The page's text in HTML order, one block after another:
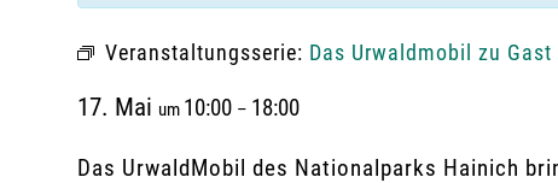
Veranstaltungsserie: Das Urwaldmobil zu
17. Mai um 10:00 – 18:00
Das UrwaldMobil des Nationalparks Hainich